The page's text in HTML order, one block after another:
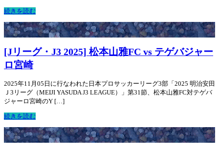
続きを読む
[Jリーグ・J3 2025] 松本山雅FC vs テゲバジャー
ロ宮崎
2025年11月05日に行なわれた日本プロサッカーリーグ3部「2025 明治安田
Ｊ3リーグ（MEIJI YASUDA J3 LEAGUE）」第31節、松本山雅FC対テゲバ
ジャーロ宮崎のY […]
続きを読む